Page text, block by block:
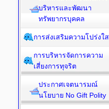
บริหารและพัฒนา
ทรัพยากรบุคคล
การส่งเสริมความโปร่งใส
การบริหารจัดการความ
เสี่ยงการทุจริต
ประกาศเจตนารมณ์
นโยบาย No Gift Polity